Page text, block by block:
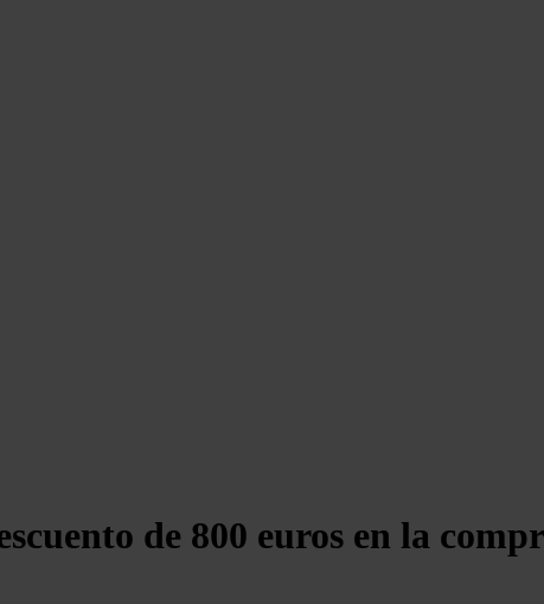
de 800 euros en la